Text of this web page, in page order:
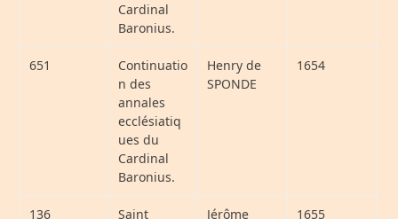
Cardinal
Baronius.
651
Continuatio
n des
annales
ecclésiatiq
ues du
Cardinal
Baronius.
Henry de
SPONDE
1654
136
Saint
Jérôme
1655